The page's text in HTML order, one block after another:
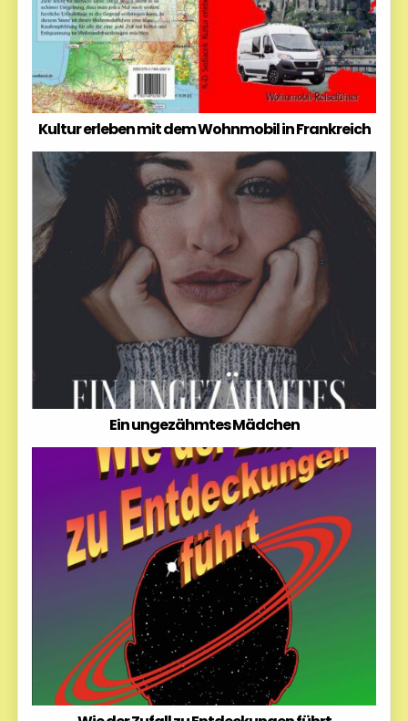
Kultur erleben mit dem Wohnmobil in Frankreich
Ein ungezähmtes Mädchen